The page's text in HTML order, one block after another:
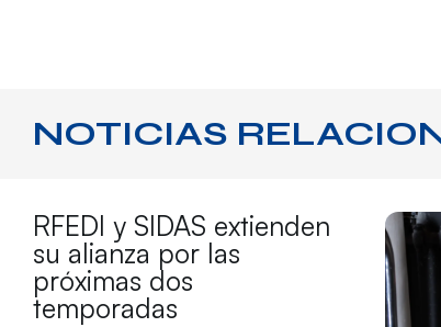
NOTICIAS
RFEDI y SIDAS extienden
su alianza por las
próximas dos
temporadas